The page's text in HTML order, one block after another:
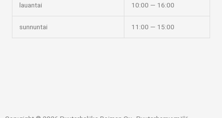
m -
lauantai 10:00 — 16:00
sunnuntai 11:00 — 15:00